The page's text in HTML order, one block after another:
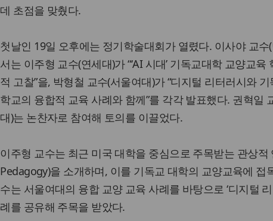
데 초점을 맞췄다.
첫날인 19일 오후에는 정기학술대회가 열렸다. 이사야 교
서는 이주형 교수(연세대)가 “‘AI 시대’ 기독교대학 교양교
적 고찰”을, 박형철 교수(서울여대)가 “디지털 리터러시와
학교의 융합적 교육 사례와 함께”를 각각 발표했다. 권혁일
대)는 논찬자로 참여해 토의를 이끌었다.
이주형 교수는 최근 미국 대학을 중심으로 주목받는 관상
Pedagogy)을 소개하며, 이를 기독교 대학의 교양교육에 접
수는 서울여대의 융합 교양 교육 사례를 바탕으로 ‘디지털
례를 공유해 주목을 받았다.